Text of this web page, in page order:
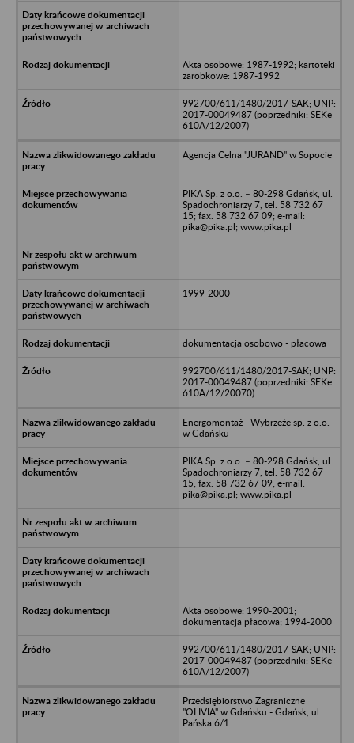
Akta osobowe: 1987-1992; kartoteki
zarobkowe: 1987-1992
992700/611/1480/2017-SAK; UNP:
2017-00049487 (poprzedniki: SEKe
610A/12/2007)
Agencja Celna "JURAND" w Sopocie
PIKA Sp. z o.o. – 80-298 Gdańsk, ul.
Spadochroniarzy 7, tel. 58 732 67
15; fax. 58 732 67 09; e-mail:
pika@pika.pl; www.pika.pl
1999-2000
dokumentacja osobowo - płacowa
992700/611/1480/2017-SAK; UNP:
2017-00049487 (poprzedniki: SEKe
610A/12/20070)
Energomontaż - Wybrzeże sp. z o.o.
w Gdańsku
PIKA Sp. z o.o. – 80-298 Gdańsk, ul.
Spadochroniarzy 7, tel. 58 732 67
15; fax. 58 732 67 09; e-mail:
pika@pika.pl; www.pika.pl
Akta osobowe: 1990-2001;
dokumentacja płacowa; 1994-2000
992700/611/1480/2017-SAK; UNP:
2017-00049487 (poprzedniki: SEKe
610A/12/2007)
Przedsiębiorstwo Zagraniczne
"OLIVIA" w Gdańsku - Gdańsk, ul.
Pańska 6/1